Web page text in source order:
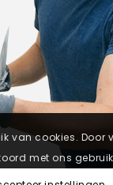
van cookies. Door
met ons